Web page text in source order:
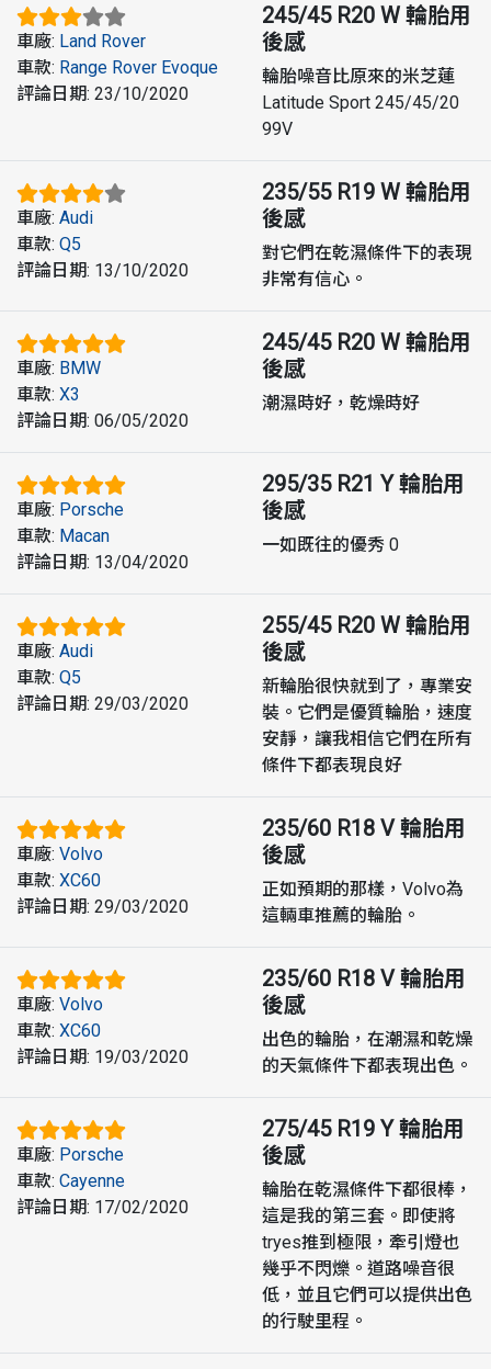
車廠: Land Rover
車款: Range Rover Evoque
評論日期: 23/10/2020
245/45 R20 W 輪胎用
後感
輪胎噪音比原來的米芝蓮
Latitude Sport 245/45/20
99V
車廠: Audi
車款: Q5
評論日期: 13/10/2020
235/55 R19 W 輪胎用
後感
對它們在乾濕條件下的表現
非常有信心。
車廠: BMW
車款: X3
評論日期: 06/05/2020
245/45 R20 W 輪胎用
後感
潮濕時好，乾燥時好
車廠: Porsche
車款: Macan
評論日期: 13/04/2020
295/35 R21 Y 輪胎用
後感
一如既往的優秀 0
車廠: Audi
車款: Q5
評論日期: 29/03/2020
255/45 R20 W 輪胎用
後感
新輪胎很快就到了，專業安
裝。它們是優質輪胎，速度
安靜，讓我相信它們在所有
條件下都表現良好
車廠: Volvo
車款: XC60
評論日期: 29/03/2020
235/60 R18 V 輪胎用
後感
正如預期的那樣，Volvo為
這輛車推薦的輪胎。
車廠: Volvo
車款: XC60
評論日期: 19/03/2020
235/60 R18 V 輪胎用
後感
出色的輪胎，在潮濕和乾燥
的天氣條件下都表現出色。
車廠: Porsche
車款: Cayenne
評論日期: 17/02/2020
275/45 R19 Y 輪胎用
後感
輪胎在乾濕條件下都很棒，
這是我的第三套。即使將
tryes推到極限，牽引燈也
幾乎不閃爍。道路噪音很
低，並且它們可以提供出色
的行駛里程。